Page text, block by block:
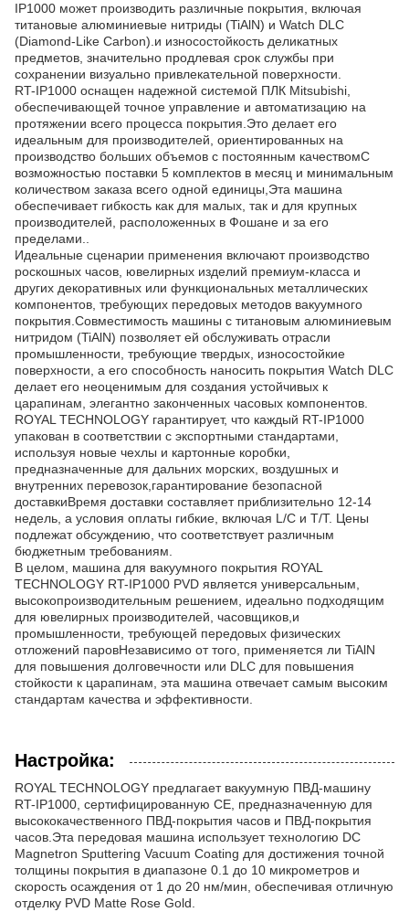
IP1000 может производить различные покрытия, включая
титановые алюминиевые нитриды (TiAlN) и Watch DLC
(Diamond-Like Carbon).и износостойкость деликатных
предметов, значительно продлевая срок службы при
сохранении визуально привлекательной поверхности.
RT-IP1000 оснащен надежной системой ПЛК Mitsubishi,
обеспечивающей точное управление и автоматизацию на
протяжении всего процесса покрытия.Это делает его
идеальным для производителей, ориентированных на
производство больших объемов с постоянным качествомС
возможностью поставки 5 комплектов в месяц и минимальным
количеством заказа всего одной единицы,Эта машина
обеспечивает гибкость как для малых, так и для крупных
производителей, расположенных в Фошане и за его
пределами..
Идеальные сценарии применения включают производство
роскошных часов, ювелирных изделий премиум-класса и
других декоративных или функциональных металлических
компонентов, требующих передовых методов вакуумного
покрытия.Совместимость машины с титановым алюминиевым
нитридом (TiAlN) позволяет ей обслуживать отрасли
промышленности, требующие твердых, износостойкие
поверхности, а его способность наносить покрытия Watch DLC
делает его неоценимым для создания устойчивых к
царапинам, элегантно законченных часовых компонентов.
ROYAL TECHNOLOGY гарантирует, что каждый RT-IP1000
упакован в соответствии с экспортными стандартами,
используя новые чехлы и картонные коробки,
предназначенные для дальних морских, воздушных и
внутренних перевозок,гарантирование безопасной
доставкиВремя доставки составляет приблизительно 12-14
недель, а условия оплаты гибкие, включая L/C и T/T. Цены
подлежат обсуждению, что соответствует различным
бюджетным требованиям.
В целом, машина для вакуумного покрытия ROYAL
TECHNOLOGY RT-IP1000 PVD является универсальным,
высокопроизводительным решением, идеально подходящим
для ювелирных производителей, часовщиков,и
промышленности, требующей передовых физических
отложений паровНезависимо от того, применяется ли TiAlN
для повышения долговечности или DLC для повышения
стойкости к царапинам, эта машина отвечает самым высоким
стандартам качества и эффективности.
Настройка:
ROYAL TECHNOLOGY предлагает вакуумную ПВД-машину
RT-IP1000, сертифицированную CE, предназначенную для
высококачественного ПВД-покрытия часов и ПВД-покрытия
часов.Эта передовая машина использует технологию DC
Magnetron Sputtering Vacuum Coating для достижения точной
толщины покрытия в диапазоне 0.1 до 10 микрометров и
скорость осаждения от 1 до 20 нм/мин, обеспечивая отличную
отделку PVD Matte Rose Gold.